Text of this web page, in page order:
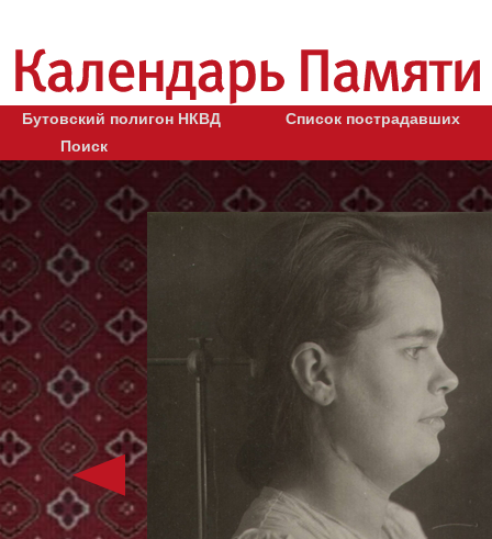
Бутовский полигон НКВД
Список пострадавших
Поиск